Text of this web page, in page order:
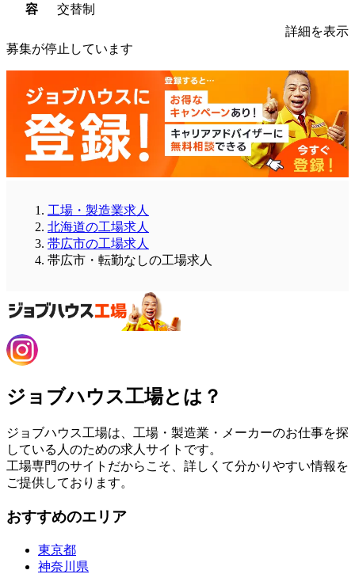
容
交替制
詳細を表示
募集が停止しています
工場・製造業求人
北海道の工場求人
帯広市の工場求人
帯広市・転勤なしの工場求人
ジョブハウス工場とは？
ジョブハウス工場は、工場・製造業・メーカーのお仕事を探
している人のための求人サイトです。
工場専門のサイトだからこそ、詳しくて分かりやすい情報を
ご提供しております。
おすすめのエリア
東京都
神奈川県